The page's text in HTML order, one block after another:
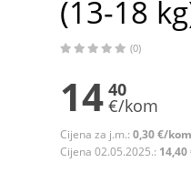
(13-18
(0)
14 40
€/kom
Cijena za j.m.: 0,30 €/kom
Cijena 02.05.2025.: